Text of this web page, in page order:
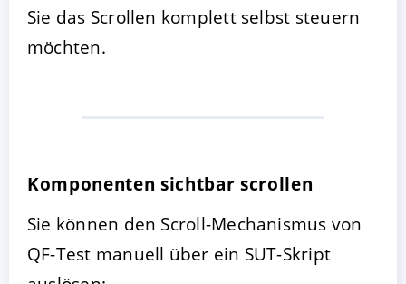
Sie das Scrollen komplett selbst steuern
möchten.
Komponenten sichtbar scrollen
Sie können den Scroll-Mechanismus von
QF-Test manuell über ein SUT-Skript